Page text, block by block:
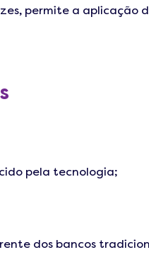
permite a aplicação
pela tecnologia;
dos bancos